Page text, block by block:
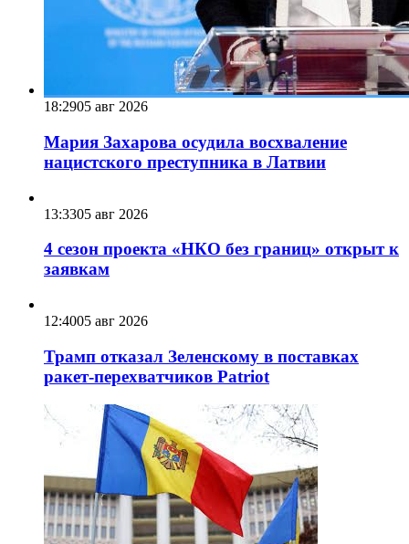
18:2905 авг 2026
Мария Захарова осудила восхваление
нацистского преступника в Латвии
13:3305 авг 2026
4 сезон проекта «НКО без границ» открыт к
заявкам
12:4005 авг 2026
Трамп отказал Зеленскому в поставках
ракет-перехватчиков Patriot